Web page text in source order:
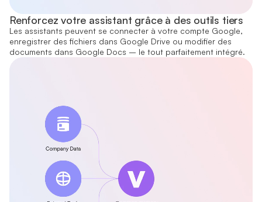
Renforcez votre assistant grâce à des outils tiers
Les assistants peuvent se connecter à votre compte Google,
enregistrer des fichiers dans Google Drive ou modifier des
documents dans Google Docs – le tout parfaitement intégré.